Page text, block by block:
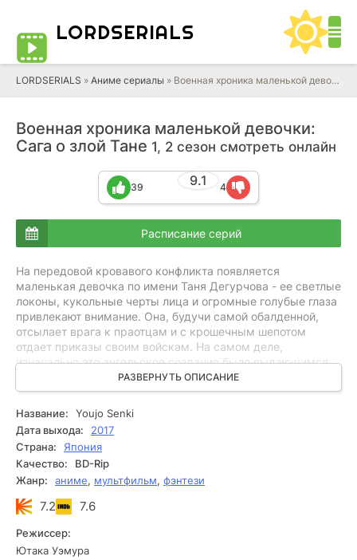
LORDSERIALS
LORDSERIALS » Аниме сериалы » Военная хроника маленькой девочки: Сага о злой Тане
Военная хроника маленькой девочки:
Сага о злой Тане 1, 2 сезон смотреть онлайн
9.1
39 4
Расписание серий
На передовой кровавого конфликта появляется
маленькая девочка по имени Таня Дегурчова - ее светлые
локоны, кукольные черты лица и огромные голубые глаза
привлекают внимание. Она, будучи самой обалденной,
отсылает врага к праотцам и с крошечным шепотом
отдает приказы своим войскам. На самом деле,
изначально это ангельское создание было выдающимся
японским корпоративным руководителем, который
случайно воспламенил гнев Господа и, в результате,
переродился в такую маленькую девочку. Но хотя ее
внешность осталась новой, ее сущность осталась
прежней: умный корпоративный волк ценит
эффективность и стремится к карьерному росту, делая
Таню самым опасным существом в иерархии имперской
армии.
РАЗВЕРНУТЬ ОПИСАНИЕ
Название:
Youjo Senki
Дата выхода:
2017
Страна:
Япония
Качество:
BD-Rip
Жанр:
аниме, мультфильм, фэнтези
7.2 7.6
Режиссер:
Ютака Уэмура